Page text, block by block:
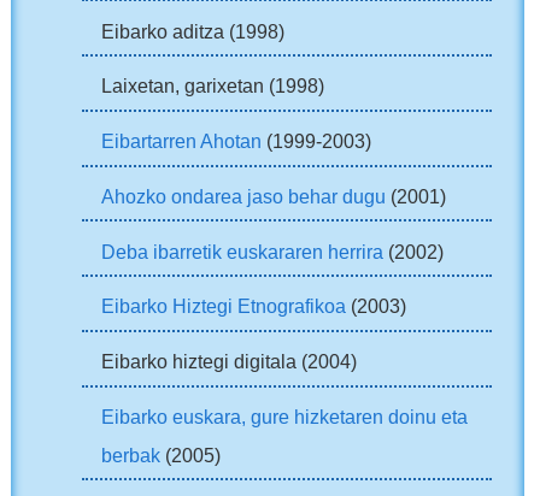
Eibarko aditza (1998)
Laixetan, garixetan (1998)
Eibartarren Ahotan (1999-2003)
Ahozko ondarea jaso behar dugu (2001)
Deba ibarretik euskararen herrira (2002)
Eibarko Hiztegi Etnografikoa (2003)
Eibarko hiztegi digitala (2004)
Eibarko euskara, gure hizketaren doinu eta
berbak(2005)